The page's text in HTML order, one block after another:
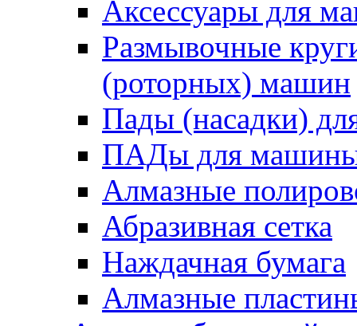
Аксессуары для
Размывочные
(роторных) машин
Пады (насадки)
ПАДы для
Алмазные
Абразивная сетка
Наждачная бумага
Алмазные